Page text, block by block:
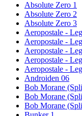
Absolute Zero 1
Absolute Zero 2
Absolute Zero 3
Aeropostale -
Aeropostale -
Aeropostale -
Aeropostale -
Aeropostale -
Androiden 06
Bob Morane
Bob Morane
Bob Morane